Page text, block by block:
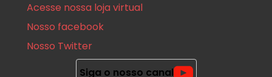
Acesse nossa loja virtual
Nosso facebook
Nosso Twitter
Siga o nosso canal